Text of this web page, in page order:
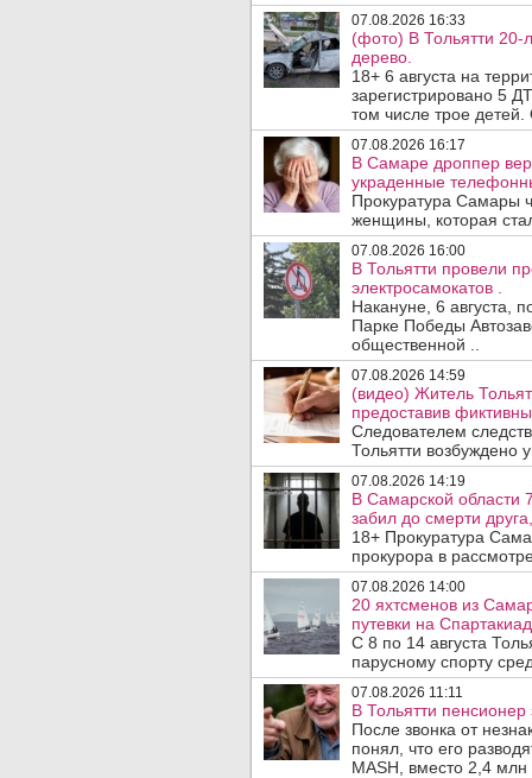
07.08.2026 16:33
(фото) В Тольятти 20-
дерево.
18+ 6 августа на
зарегистрировано 5
том числе трое
07.08.2026 16:17
В Самаре дроппер
украденные
Прокуратура Самары
женщины, которая
07.08.2026 16:00
В Тольятти провели
электросамокатов .
Накануне, 6 августа,
Парке Победы
общественной ..
07.08.2026 14:59
(видео) Житель
предоставив
Следователем
Тольятти возбуждено
07.08.2026 14:19
В Самарской области
забил до смерти
18+ Прокуратура
прокурора в
07.08.2026 14:00
20 яхтсменов из
путевки на
С 8 по 14 августа
парусному спорту
07.08.2026 11:11
В Тольятти
После звонка от
понял, что его
MASH, вместо 2,4 млн